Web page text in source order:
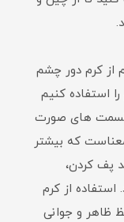
کرم دور چشم
استفاده کنیم
های صورت
که بیشتر
پف کردن،
از کرم
ظاهر و جوانی